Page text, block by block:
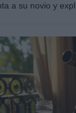
a su novio y